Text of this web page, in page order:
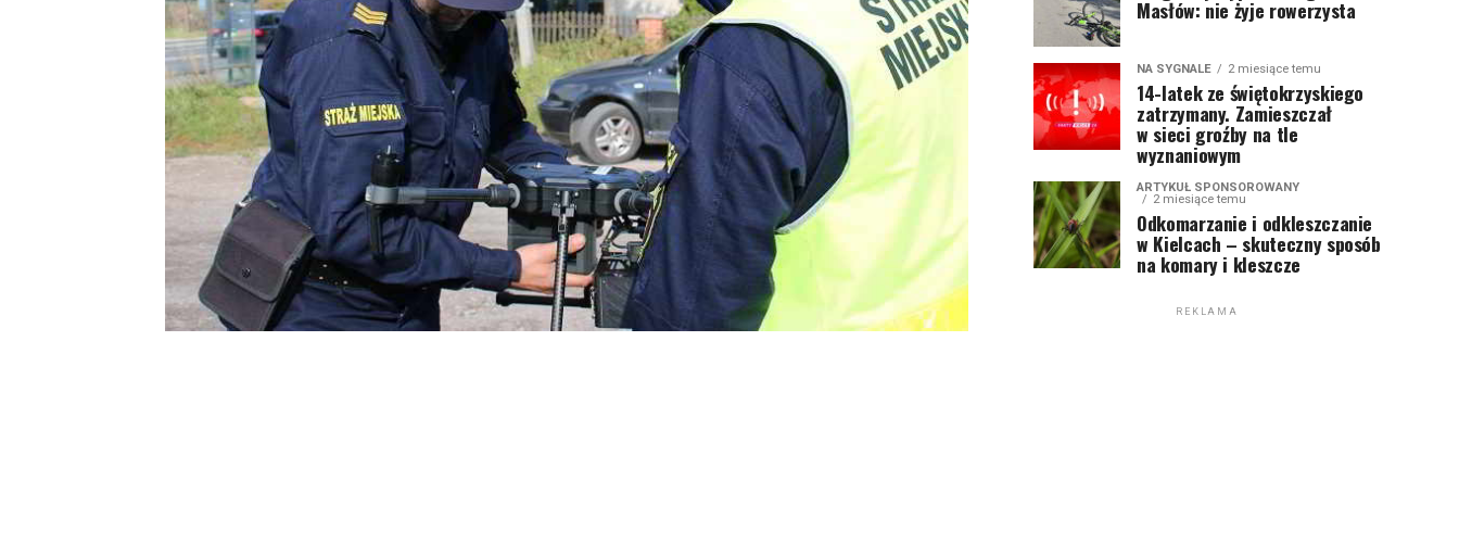
Masłów: nie żyje rowerzysta
NA SYGNALE 2 miesiące temu
14-latek ze świętokrzyskiego
zatrzymany. Zamieszczał
w sieci groźby na tle
wyznaniowym
ARTYKUŁ SPONSOROWANY
2 miesiące temu
Odkomarzanie i odkleszczanie
w Kielcach – skuteczny sposób
na komary i kleszcze
REKLAMA